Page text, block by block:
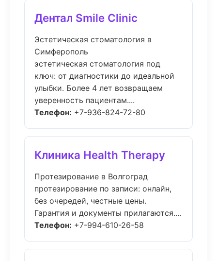
Дентал Smile Clinic
Эстетическая стоматология в
Симферополь
эстетическая стоматология под
ключ: от диагностики до идеальной
улыбки. Более 4 лет возвращаем
уверенность пациентам....
Телефон: +7-936-824-72-80
Клиника Health Therapy
Протезирование в Волгоград
протезирование по записи: онлайн,
без очередей, честные цены.
Гарантия и документы прилагаются....
Телефон: +7-994-610-26-58